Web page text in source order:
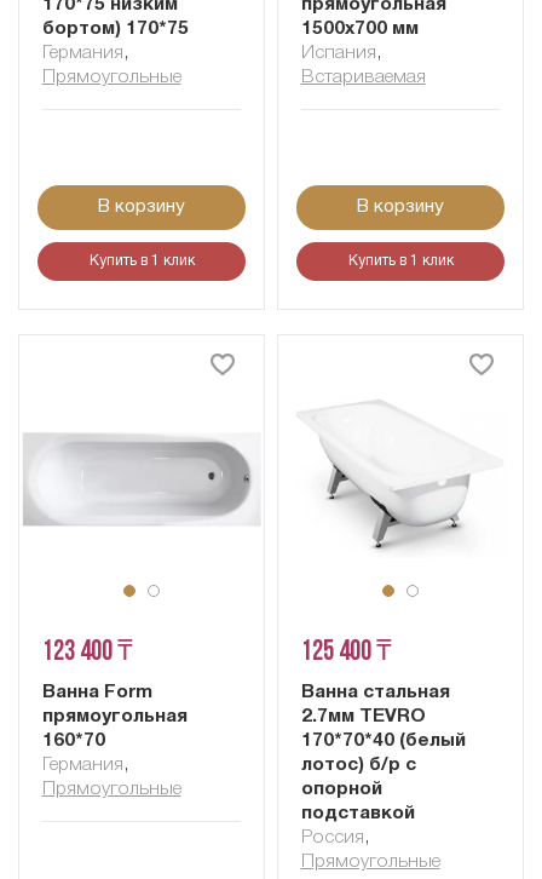
170*75 низким
бортом) 170*75
Германия ,
Прямоугольные
В корзину
Купить в 1 клик
прямоугольная
1500x700 мм
Испания ,
Встариваемая
В корзину
Купить в 1 клик
123 400 ₸
Ванна Form
прямоугольная
160*70
Германия ,
Прямоугольные
125 400 ₸
Ванна стальная
2.7мм TEVRO
170*70*40 (белый
лотос) б/р с
опорной
подставкой
Россия ,
Прямоугольные